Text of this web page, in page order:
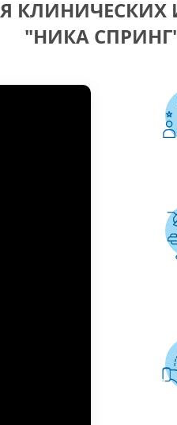
"НИКА